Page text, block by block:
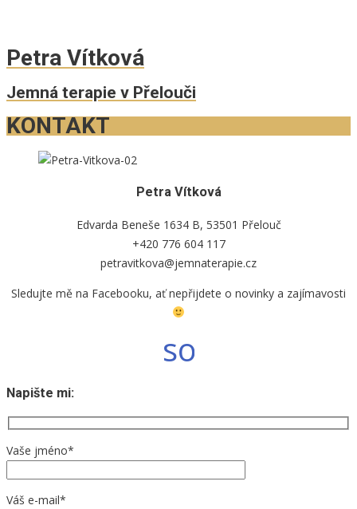
Petra Vítková
Jemná terapie v Přelouči
KONTAKT
Petra Vítková
Edvarda Beneše 1634 B, 53501 Přelouč
+420 776 604 117
petravitkova@jemnaterapie.cz
Sledujte mě na Facebooku, ať nepřijdete o novinky a zajímavosti
Napište mi:
Vaše jméno*
Váš e-mail*